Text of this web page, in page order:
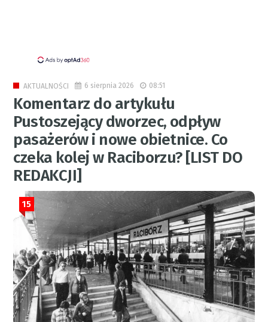
AKTUALNOŚCI 6 sierpnia 2026 08:51
Komentarz do artykułu
Pustoszejący dworzec, odpływ
pasażerów i nowe obietnice. Co
czeka kolej w Raciborzu? [LIST DO
REDAKCJI]
15